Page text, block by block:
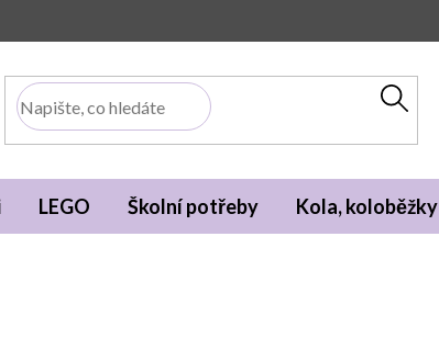
LEGO Školní potřeby Kola, koloběžky